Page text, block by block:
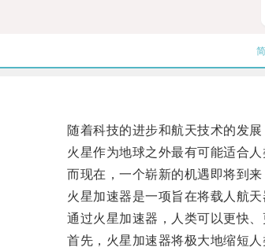
随着科技的进步和航天技术的发展
火星作为地球之外最有可能适合人
而现在，一个崭新的机遇即将到来
火星加速器是一项旨在将载人航天
通过火星加速器，人类可以更快、
首先，火星加速器将极大地缩短人